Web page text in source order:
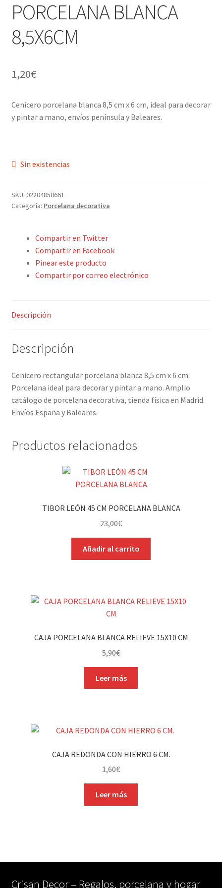
Menaje y servicio de mesa
Regalo original
Regalo personal chico-chica
¿Quiénes somos?
PORCELANA BLANCA
8,5X6CM
1,20€
Cenicero porcelana blanca 8,5 cm x 6 cm, ideal para decorar
y pintar a mano, envíos península y Baleares.
Sin existencias
SKU: 02204850661
Categoría: Porcelana decorativa
Compartir en Twitter
Compartir en Facebook
Pinear este producto
Compartir por correo electrónico
Descripción
Descripción
Cenicero rectangular porcelana blanca 8,5 cm x 6 cm.
Porcelana ideal para decorar y pintar a mano. Amplio
catálogo de porcelana decorativa, tienda física en Madrid.
Envíos España y Baleares.
Productos relacionados
TIBOR LEÓN 45 CM PORCELANA BLANCA
23,00€
Añadir al carrito
CAJA PORCELANA BLANCA RELIEVE 15X10 CM
5,90€
Leer más
CAJA REDONDA CON HIERRO 6 CM.
1,60€
Leer más
Crisan Decor – Regalos, porcelana y hogar